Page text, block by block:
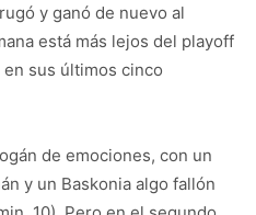
y ganó de nuevo al
está más lejos del playoff
sus últimos cinco
de emociones, con un
y un Baskonia algo fallón